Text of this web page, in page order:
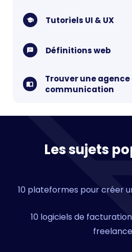
Tutoriels UI & UX
Définitions web
Trouver une agence
communication
Les sujets
10 plateformes pour créer
10 logiciels de